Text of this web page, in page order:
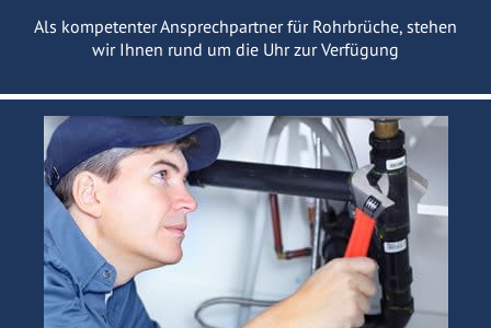
Als kompetenter Ansprechpartner für Rohrbrüche, stehen
wir Ihnen rund um die Uhr zur Verfügung